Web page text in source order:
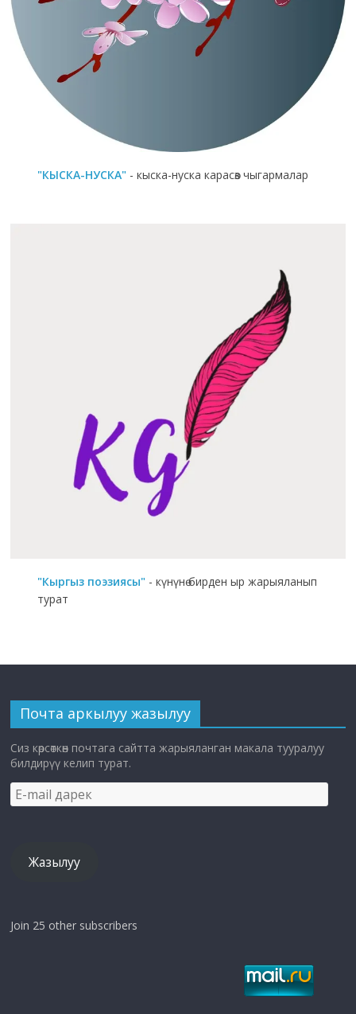
"КЫСКА-НУСКА" - кыска-нуска карасөз чыгармалар
"Кыргыз поэзиясы" - күнүнө бирден ыр жарыяланып
турат
Почта аркылуу жазылуу
Сиз көрсөткөн почтага сайтта жарыяланган макала тууралуу
билдирүү келип турат.
E-
mail
Жазылуу
Join 25 other subscribers